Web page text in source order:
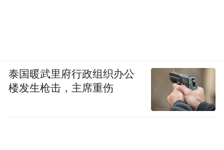
泰国暖武里府行政组织办公
楼发生枪击，主席重伤